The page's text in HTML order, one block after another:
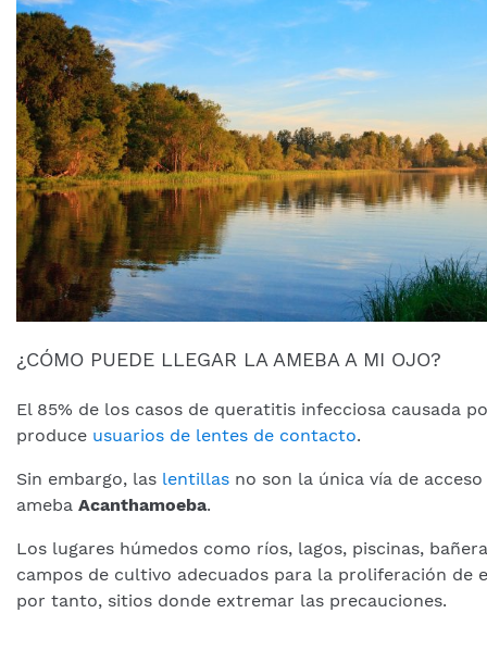
¿CÓMO PUEDE LLEGAR LA AMEBA A MI OJO?
El 85% de los casos de queratitis infecciosa causada
produce usuarios de lentes de contacto.
Sin embargo, las lentillas no son la única vía de
ameba Acanthamoeba.
Los lugares húmedos como ríos, lagos, piscinas,
campos de cultivo adecuados para la proliferación de
por tanto, sitios donde extremar las precauciones.